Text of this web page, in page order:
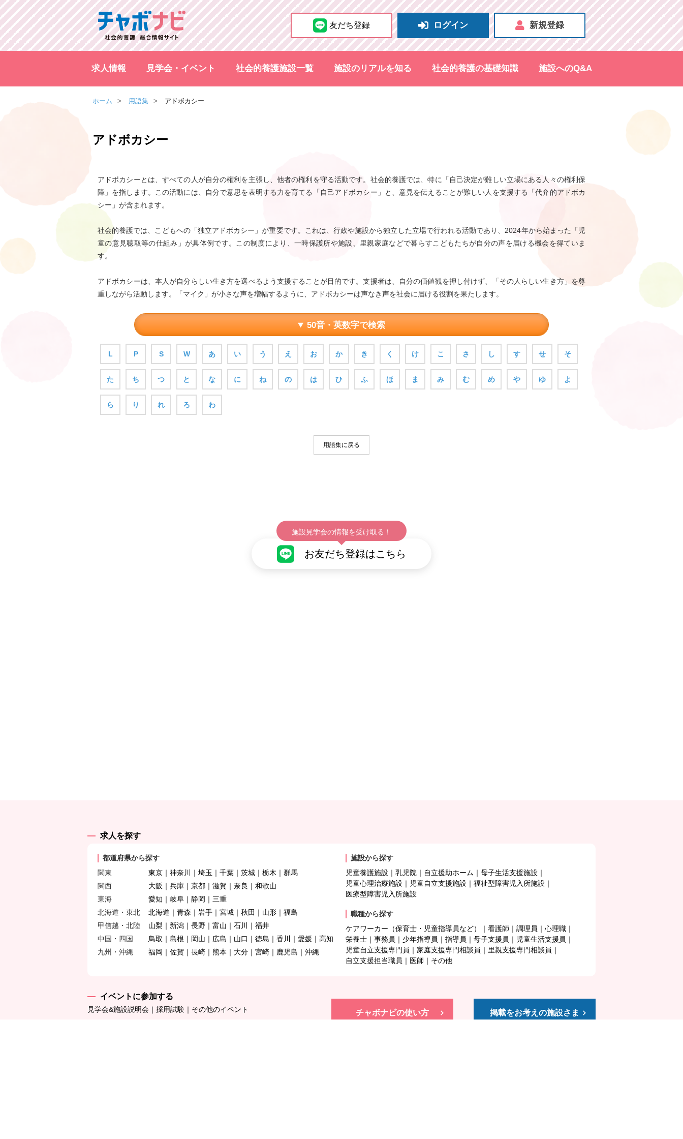
友だち登録 ログイン 新規登録
求人情報 見学会・イベント 社会的養護施設一覧 施設のリアルを知る 社会的養護の基礎知識 施設へのQ&A
ホーム 用語集 アドボカシー
アドボカシー
アドボカシーとは、すべての人が自分の権利を主張し、他者の権利を守る活動です。社会的養護では、特に「自己決定が難しい立場にある人々の権利保
障」を指します。この活動には、自分で意思を表明する力を育てる「自己アドボカシー」と、意見を伝えることが難しい人を支援する「代弁的アドボカ
シー」が含まれます。
社会的養護では、こどもへの「独立アドボカシー」が重要です。これは、行政や施設から独立した立場で行われる活動であり、2024年から始まった「児
童の意見聴取等の仕組み」が具体例です。この制度により、一時保護所や施設、里親家庭などで暮らすこどもたちが自分の声を届ける機会を得ていま
す。
アドボカシーは、本人が自分らしい生き方を選べるよう支援することが目的です。支援者は、自分の価値観を押し付けず、「その人らしい生き方」を尊
重しながら活動します。「マイク」が小さな声を増幅するように、アドボカシーは声なき声を社会に届ける役割を果たします。
50音・英数字で検索
L P S W あ い う え お か き く け こ さ し す せ そ
た ち つ と な に ね の は ひ ふ ほ ま み む め や ゆ よ
ら り れ ろ わ
用語集に戻る
施設見学会の情報を受け取る！
お友だち登録はこちら
求人を探す
都道府県から探す
関東
東京 神奈川 埼玉 千葉 茨城 栃木
群馬
関西
大阪 兵庫 京都 滋賀 奈良
和歌山
東海
愛知 岐阜 静岡
三重
北海道・東北
北海道 青森 岩手 宮城 秋田 山形
福島
甲信越・北陸
山梨 新潟 長野 富山 石川
福井
中国・四国
鳥取 島根 岡山 広島 山口 徳島 香川 愛媛
高知
九州・沖縄
福岡 佐賀 長崎 熊本 大分 宮崎 鹿児島 沖縄
施設から探す
児童養護施設
乳児院 自立援助ホーム
母子生活支援施設
児童心理治療施設
児童自立支援施設
福祉型障害児入所施設
医療型障害児入所施設
職種から探す
ケアワーカー（保育士・児童指導員など）
看護師 調理員
心理職
栄養士
事務員 少年指導員 指導員 母子支援員
児童生活支援員
児童自立支援専門員
家庭支援専門相談員
里親支援専門相談員
自立支援担当職員
医師 その他
イベントに参加する
見学会&施設説明会 採用試験 その他のイベント チャボナビの使い方 掲載をお考えの施設さま